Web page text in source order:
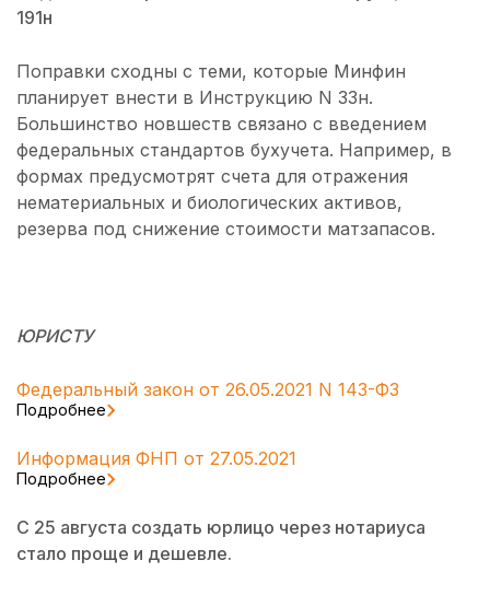
191н
Поправки сходны с теми, которые Минфин
планирует внести в Инструкцию N 33н.
Большинство новшеств связано с введением
федеральных стандартов бухучета. Например, в
формах предусмотрят счета для отражения
нематериальных и биологических активов,
резерва под снижение стоимости матзапасов.
ЮРИСТУ
Федеральный закон от 26.05.2021 N 143-ФЗ
Подробнее
Информация ФНП от 27.05.2021
Подробнее
С 25 августа создать юрлицо через нотариуса
стало проще и дешевле.